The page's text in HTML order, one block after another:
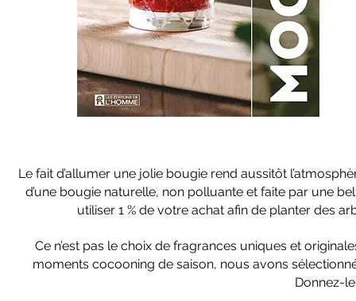
Le fait d’allumer une jolie bougie rend aussitôt
d’une bougie naturelle, non polluante et faite par une
utiliser 1 % de votre achat afin de planter des
Ce n’est pas le choix de fragrances uniques et
moments cocooning de saison, nous avons
Donnez-